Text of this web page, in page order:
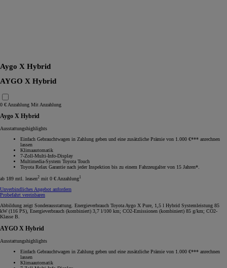
Aygo X Hybrid
AYGO X Hybrid
0 € Anzahlung Mit Anzahlung
Aygo X Hybrid
Ausstattungshighlights
Einfach Gebrauchtwagen in Zahlung geben und eine zusätzliche Prämie von 1.000 €*** anrechnen
lassen
Klimaautomatik
7-Zoll-Multi-Info-Display
Multimedia-System Toyota Touch
Toyota Relax Garantie nach jeder Inspektion bis zu einem Fahrzeugalter von 15 Jahren*.
ab 189 mtl. leasen2 mit 0 € Anzahlung1
Unverbindliches Angebot anfordern
Probefahrt vereinbaren
Abbildung zeigt Sonderausstattung. Energieverbrauch Toyota Aygo X Pure, 1,5 l Hybrid Systemleistung 85
kW (116 PS), Energieverbrauch (kombiniert) 3,7 l/100 km; CO2-Emissionen (kombiniert) 85 g/km; CO2-
Klasse B.
AYGO X Hybrid
Ausstattungshighlights
Einfach Gebrauchtwagen in Zahlung geben und eine zusätzliche Prämie von 1.000 €*** anrechnen
lassen
Klimaautomatik